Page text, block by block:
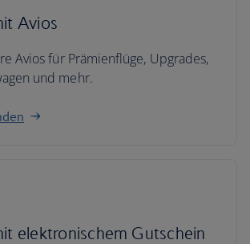
Avios
Avios für Prämienflüge, Upgrades,
und mehr.
elektronischem Gutschein